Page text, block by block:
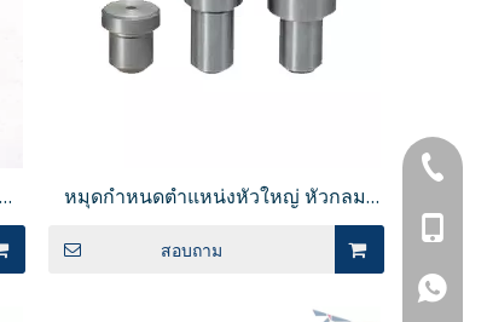
หมุดกำหนดตำแหน่งหัวใหญ่ หัวกลม
สอบถาม
+86-
+86-